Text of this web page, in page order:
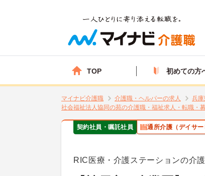
TOP 初めての方
マイナビ介護職 介護職・ヘルパーの求人 兵
社会福祉法人協同の苑の介護職・福祉求人・転職・
契約社員・嘱託社員 通所介護（デイサー
RIC医療・介護ステーションの介